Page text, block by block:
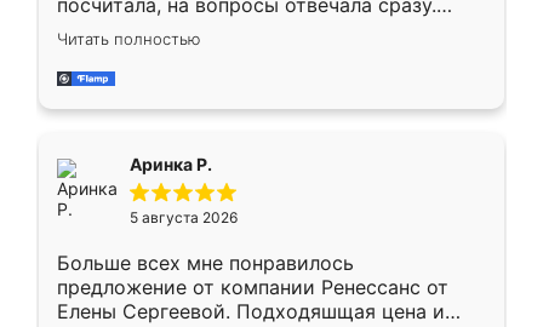
посчитала, на вопросы отвечала сразу.
Замерщик приехал в субботу, подошёл к
делу со всей ответственностью. Собрали
за день, ребята работали аккуратно, даже
Читать полностью
Аринка Р.
5 августа 2026
Больше всех мне понравилось
предложение от компании Ренессанс от
Елены Сергеевой. Подходяшщая цена и